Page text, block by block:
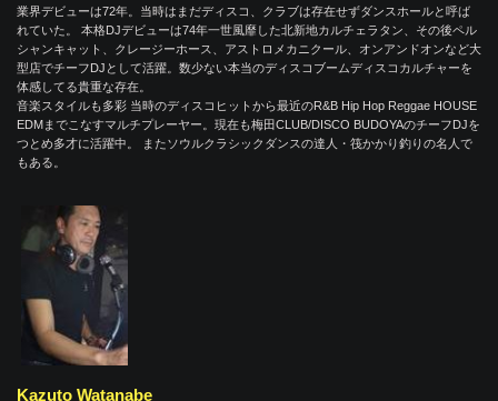
業界デビューは72年。当時はまだディスコ、クラブは存在せずダンスホールと呼ば
れていた。 本格DJデビューは74年一世風靡した北新地カルチェラタン、その後ペル
シャンキャット、クレージーホース、アストロメカニクール、オンアンドオンなど大
型店でチーフDJとして活躍。数少ない本当のディスコブームディスコカルチャーを
体感してる貴重な存在。
音楽スタイルも多彩 当時のディスコヒットから最近のR&B Hip Hop Reggae HOUSE
EDMまでこなすマルチプレーヤー。現在も梅田CLUB/DISCO BUDOYAのチーフDJを
つとめ多才に活躍中。 またソウルクラシックダンスの達人・筏かかり釣りの名人で
もある。
Kazuto Watanabe